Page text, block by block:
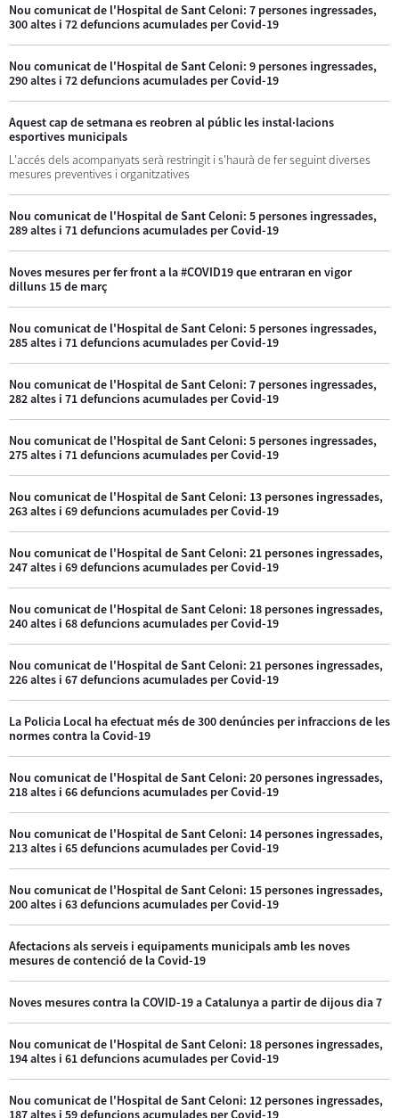
Nou comunicat de l'Hospital de Sant Celoni: 7 persones ingressades,
300 altes i 72 defuncions acumulades per Covid-19
Nou comunicat de l'Hospital de Sant Celoni: 9 persones ingressades,
290 altes i 72 defuncions acumulades per Covid-19
Aquest cap de setmana es reobren al públic les instal·lacions
esportives municipals
L'accés dels acompanyats serà restringit i s'haurà de fer seguint diverses
mesures preventives i organitzatives
Nou comunicat de l'Hospital de Sant Celoni: 5 persones ingressades,
289 altes i 71 defuncions acumulades per Covid-19
Noves mesures per fer front a la #COVID19 que entraran en vigor
dilluns 15 de març
Nou comunicat de l'Hospital de Sant Celoni: 5 persones ingressades,
285 altes i 71 defuncions acumulades per Covid-19
Nou comunicat de l'Hospital de Sant Celoni: 7 persones ingressades,
282 altes i 71 defuncions acumulades per Covid-19
Nou comunicat de l'Hospital de Sant Celoni: 5 persones ingressades,
275 altes i 71 defuncions acumulades per Covid-19
Nou comunicat de l'Hospital de Sant Celoni: 13 persones ingressades,
263 altes i 69 defuncions acumulades per Covid-19
Nou comunicat de l'Hospital de Sant Celoni: 21 persones ingressades,
247 altes i 69 defuncions acumulades per Covid-19
Nou comunicat de l'Hospital de Sant Celoni: 18 persones ingressades,
240 altes i 68 defuncions acumulades per Covid-19
Nou comunicat de l'Hospital de Sant Celoni: 21 persones ingressades,
226 altes i 67 defuncions acumulades per Covid-19
La Policia Local ha efectuat més de 300 denúncies per infraccions de les
normes contra la Covid-19
Nou comunicat de l'Hospital de Sant Celoni: 20 persones ingressades,
218 altes i 66 defuncions acumulades per Covid-19
Nou comunicat de l'Hospital de Sant Celoni: 14 persones ingressades,
213 altes i 65 defuncions acumulades per Covid-19
Nou comunicat de l'Hospital de Sant Celoni: 15 persones ingressades,
200 altes i 63 defuncions acumulades per Covid-19
Afectacions als serveis i equipaments municipals amb les noves
mesures de contenció de la Covid-19
Noves mesures contra la COVID-19 a Catalunya a partir de dijous dia 7
Nou comunicat de l'Hospital de Sant Celoni: 18 persones ingressades,
194 altes i 61 defuncions acumulades per Covid-19
Nou comunicat de l'Hospital de Sant Celoni: 12 persones ingressades,
187 altes i 59 defuncions acumulades per Covid-19